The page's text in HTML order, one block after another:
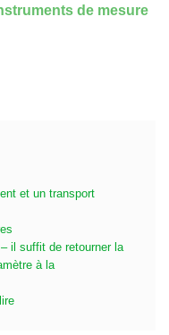
de mesure
et un transport
il suffit de retourner la
à la